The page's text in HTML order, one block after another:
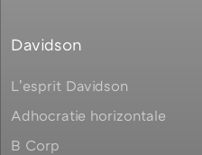
Davidson
Lʼesprit Davidson
Adhocratie horizontale
B Corp